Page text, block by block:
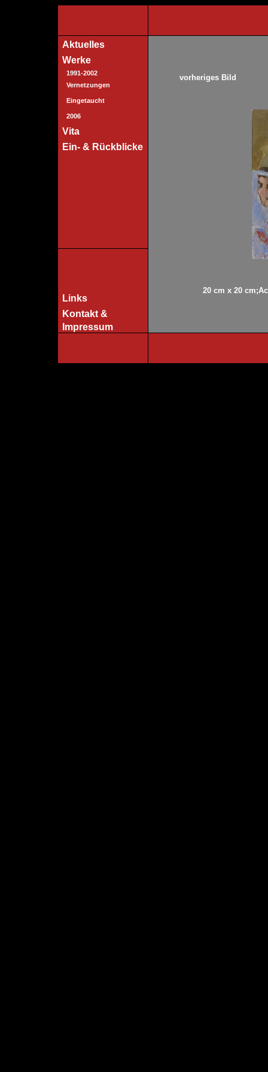
Aktuelles
Werke
1991-2002
Vernetzungen
Eingetaucht
2006
Vita
Ein- & Rückblicke
vorheriges Bild
20 cm x 20
Links
Kontakt &
Impressum